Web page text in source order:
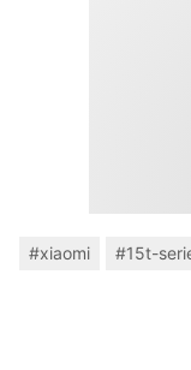
#xiaomi #15t-